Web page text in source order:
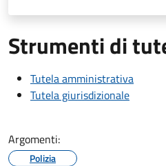
Strumenti di
Tutela amministrativa
Tutela giurisdizionale
Argomenti:
Polizia